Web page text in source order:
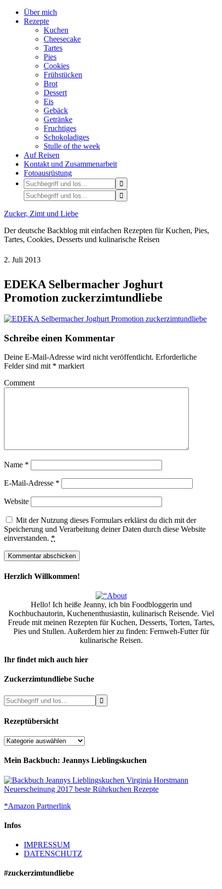
Über mich
Rezepte
Kuchen
Cheesecake
Tartes
Pies
Cookies
Frühstücken
Brot
Dessert
Eis
Gebäck
Getränke
Fruchtiges
Schokoladiges
Stulle of the week
Auf Reisen
Kontakt und Zusammenarbeit
Fotoausrüstung
Zucker, Zimt und Liebe
Der deutsche Backblog mit einfachen Rezepten für Kuchen, Pies,
Tartes, Cookies, Desserts und kulinarische Reisen
2. Juli 2013
EDEKA Selbermacher Joghurt
Promotion zuckerzimtundliebe
Schreibe einen Kommentar
Deine E-Mail-Adresse wird nicht veröffentlicht. Erforderliche
Felder sind mit * markiert
Comment
Name *
E-Mail-Adresse *
Website
Mit der Nutzung dieses Formulars erklärst du dich mit der
Speicherung und Verarbeitung deiner Daten durch diese Website
einverstanden. *
Herzlich Willkommen!
Hello! Ich heiße Jeanny, ich bin Foodbloggerin und
Kochbuchautorin, Kuchenenthusiastin, kulinarisch Reisende. Viel
Freude mit meinen Rezepten für Kuchen, Desserts, Torten, Tartes,
Pies und Stullen. Außerdem hier zu finden: Fernweh-Futter für
kulinarische Reisen.
Ihr findet mich auch hier
Zuckerzimtundliebe Suche
Rezeptübersicht
Rezeptübersicht
Mein Backbuch: Jeannys Lieblingskuchen
*Amazon Partnerlink
Infos
IMPRESSUM
DATENSCHUTZ
#zuckerzimtundliebe